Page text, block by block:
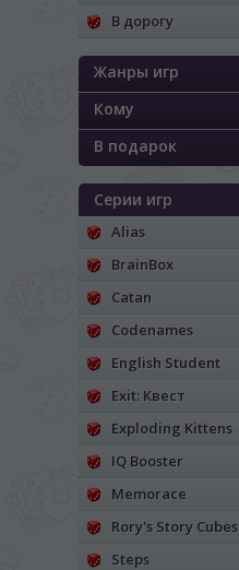
В дорогу
Жанры игр
Кому
В подарок
Серии игр
Alias
BrainBox
Catan
Codenames
English Student
Exit: Квест
Exploding Kittens
IQ Booster
Memorace
Rory's Story Cubes
Steps